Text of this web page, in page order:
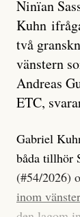
Ninïan
Kuhn
två
vänstern
Andreas
ETC,
Gabriel
båda tillhör
(#54/2026)
inom